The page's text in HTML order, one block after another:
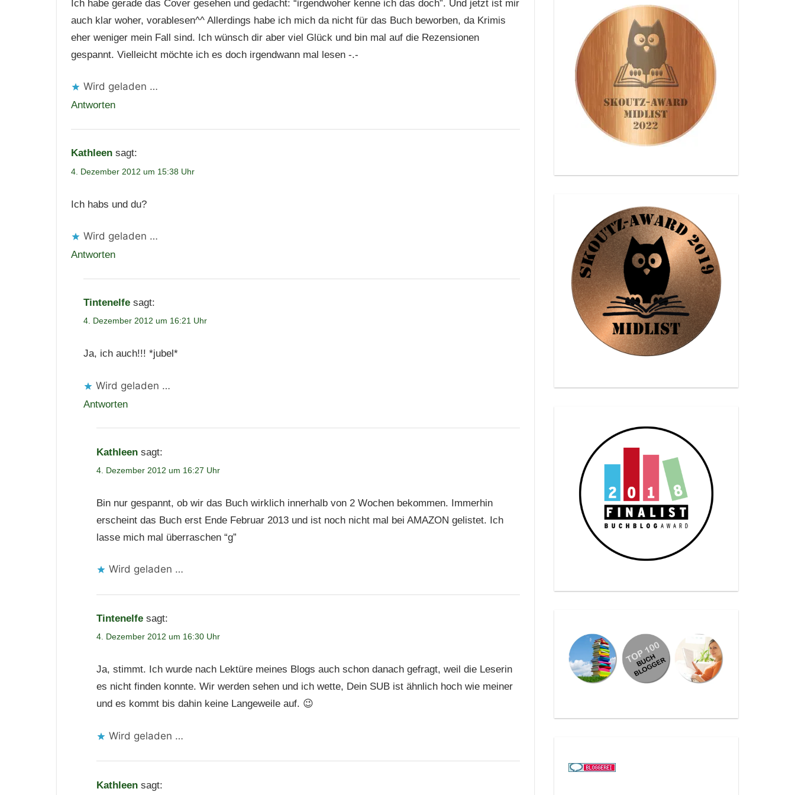
Ich habe gerade das Cover gesehen und gedacht: “irgendwoher kenne ich das doch”. Und jetzt ist mir
auch klar woher, vorablesen^^ Allerdings habe ich mich da nicht für das Buch beworben, da Krimis
eher weniger mein Fall sind. Ich wünsch dir aber viel Glück und bin mal auf die Rezensionen
gespannt. Vielleicht möchte ich es doch irgendwann mal lesen -.-
Wird geladen …
Antworten
Kathleen sagt:
4. Dezember 2012 um 15:38 Uhr
Ich habs und du?
Wird geladen …
Antworten
Tintenelfe sagt:
4. Dezember 2012 um 16:21 Uhr
Ja, ich auch!!! *jubel*
Wird geladen …
Antworten
Kathleen sagt:
4. Dezember 2012 um 16:27 Uhr
Bin nur gespannt, ob wir das Buch wirklich innerhalb von 2 Wochen bekommen. Immerhin
erscheint das Buch erst Ende Februar 2013 und ist noch nicht mal bei AMAZON gelistet. Ich
lasse mich mal überraschen “g”
Wird geladen …
Tintenelfe sagt:
4. Dezember 2012 um 16:30 Uhr
Ja, stimmt. Ich wurde nach Lektüre meines Blogs auch schon danach gefragt, weil die Leserin
es nicht finden konnte. Wir werden sehen und ich wette, Dein SUB ist ähnlich hoch wie meiner
und es kommt bis dahin keine Langeweile auf. 😉
Wird geladen …
Kathleen sagt: